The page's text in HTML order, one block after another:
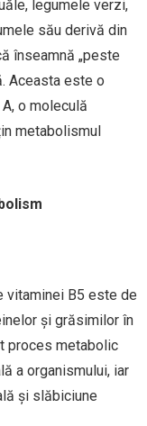
legumele verzi,
său derivă din
înseamnă „peste
Aceasta este o
o moleculă
metabolismul
vitaminei B5 este de
și grăsimilor în
proces metabolic
a organismului, iar
și slăbiciune